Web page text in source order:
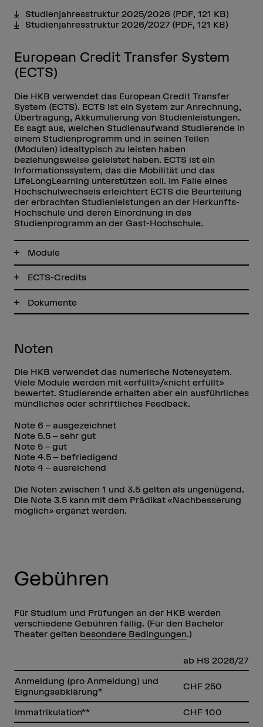
Studienjahresstruktur 2025/2026 (PDF, 121 KB)
Studienjahresstruktur 2026/2027 (PDF, 121 KB)
European Credit Transfer System
(ECTS)
Die HKB verwendet das European Credit Transfer
System (ECTS). ECTS ist ein System zur Anrechnung,
Übertragung, Akkumulierung von Studienleistungen.
Es sagt aus, welchen Studienaufwand Studierende in
einem Studienprogramm und in seinen Teilen
(Modulen) idealtypisch zu leisten haben
beziehungsweise geleistet haben. ECTS ist ein
Informationssystem, das die Mobilität und das
LifeLongLearning unterstützen soll. Im Falle eines
Hochschulwechsels erleichtert ECTS die Beurteilung
der erbrachten Studienleistungen an der Herkunfts-
Hochschule und deren Einordnung in das
Studienprogramm an der Gast-Hochschule.
Module
ECTS-Credits
Dokumente
Noten
Die HKB verwendet das numerische Notensystem.
Viele Module werden mit «erfüllt»/«nicht erfüllt»
bewertet. Studierende erhalten aber ein ausführliches
mündliches oder schriftliches Feedback.
Note 6 – ausgezeichnet
Note 5.5 – sehr gut
Note 5 – gut
Note 4.5 – befriedigend
Note 4 – ausreichend
Die Noten zwischen 1 und 3.5 gelten als ungenügend.
Die Note 3.5 kann mit dem Prädikat «Nachbesserung
möglich» ergänzt werden.
Gebühren
Für Studium und Prüfungen an der HKB werden
verschiedene Gebühren fällig. (Für den Bachelor
Theater gelten besondere Bedingungen.)
ab HS 2026/27
Anmeldung (pro Anmeldung) und
Eignungsabklärung*
CHF 250
Immatrikulation** CHF 100